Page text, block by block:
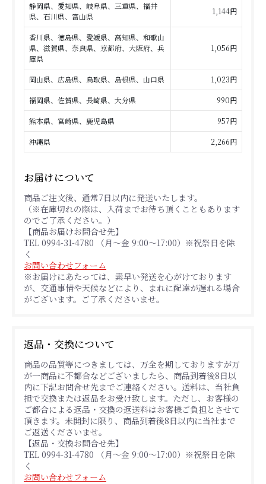
静岡県、愛知県、岐阜県、三重県、福井
県、石川県、富山県
1,144円
香川県、徳島県、愛媛県、高知県、和歌山
県、滋賀県、奈良県、京都府、大阪府、兵
庫県
1,056円
岡山県、広島県、鳥取県、島根県、山口県 1,023円
福岡県、佐賀県、長崎県、大分県 990円
熊本県、宮崎県、鹿児島県 957円
沖縄県 2,266円
お届けについて
商品ご注文後、通常7日以内に発送いたします。
（※在庫切れの際は、入荷までお待ち頂くこともあります
のでご了承ください。）
【商品お届けお問合せ先】
TEL 0994-31-4780 （月～金 9:00～17:00）※祝祭日を除
く
お問い合わせフォーム
※お届けにあたっては、素早い発送を心がけております
が、交通事情や天候などにより、まれに配達が遅れる場合
がございます。ご了承くださいませ。
返品・交換について
商品の品質等につきましては、万全を期しておりますが万
が一商品に不都合などございましたら、商品到着後8日以
内に下記お問合せ先までご連絡ください。送料は、当社負
担で交換または返品をお受け致します。ただし、お客様の
ご都合による返品・交換の返送料はお客様ご負担とさせて
頂きます。未開封に限り、商品到着後8日以内に当社まで
ご返送くださいませ。
【返品・交換お問合せ先】
TEL 0994-31-4780 （月～金 9:00～17:00）※祝祭日を除
く
お問い合わせフォーム